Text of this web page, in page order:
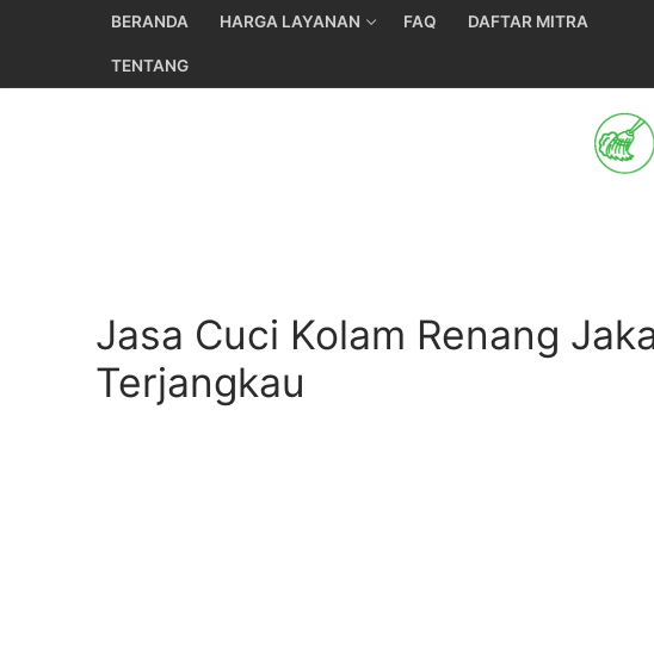
BERANDA HARGA LAYANAN FAQ DAFTAR MITRA
TENTANG
Jasa Cuci Kolam Renang
Terjangkau